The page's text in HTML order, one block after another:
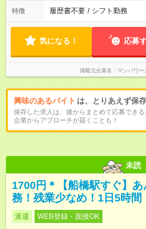
特徴 履歴書不要 / シフト勤務
気になる！ 応募
掲載元企業名 マンパワー
興味のあるバイト は、とりあえず保
保存した求人は、後からまとめて応募できる
企業からアプローチが届くことも！
未読
1700円＊【船橋駅すぐ】
務！残業少なめ！1日5時間
派遣 WEB登録・面接OK